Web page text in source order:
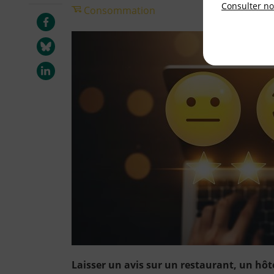
Consommation
Laisser un avis sur un restaurant, un
Consulter